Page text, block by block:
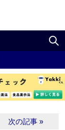
次の記事 »